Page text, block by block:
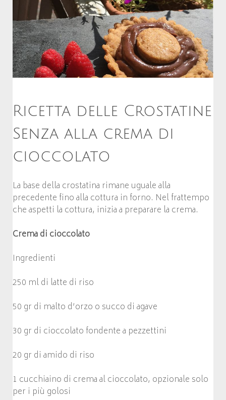
Ricetta delle Crostatine
Senza alla crema di
cioccolato
La base della crostatina rimane uguale alla
precedente fino alla cottura in forno. Nel frattempo
che aspetti la cottura, inizia a preparare la crema.
Crema di cioccolato
Ingredienti
250 ml di latte di riso
50 gr di malto d’orzo o succo di agave
30 gr di cioccolato fondente a pezzettini
20 gr di amido di riso
1 cucchiaino di crema al cioccolato, opzionale solo
per i più golosi